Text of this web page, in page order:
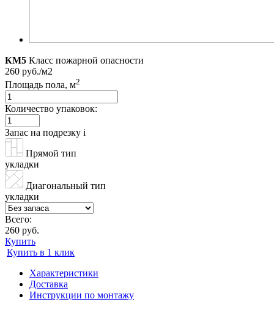
КМ5 Класс пожарной опасности
260 руб./м2
Площадь пола, м2
Количество упаковок:
Запас на подрезку i
Прямой тип
укладки
Диагональный тип
укладки
Всего:
260 руб.
Купить
Купить в 1 клик
Характеристики
Доставка
Инструкции по монтажу